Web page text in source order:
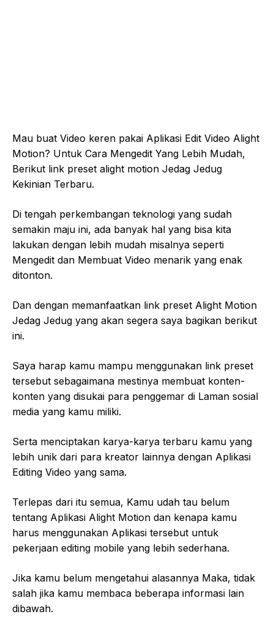
Mau buat Video keren pakai Aplikasi Edit Video Alight
Motion? Untuk Cara Mengedit Yang Lebih Mudah,
Berikut link preset alight motion Jedag Jedug
Kekinian Terbaru.
Di tengah perkembangan teknologi yang sudah
semakin maju ini, ada banyak hal yang bisa kita
lakukan dengan lebih mudah misalnya seperti
Mengedit dan Membuat Video menarik yang enak
ditonton.
Dan dengan memanfaatkan link preset Alight Motion
Jedag Jedug yang akan segera saya bagikan berikut
ini.
Saya harap kamu mampu menggunakan link preset
tersebut sebagaimana mestinya membuat konten-
konten yang disukai para penggemar di Laman sosial
media yang kamu miliki.
Serta menciptakan karya-karya terbaru kamu yang
lebih unik dari para kreator lainnya dengan Aplikasi
Editing Video yang sama.
Terlepas dari itu semua, Kamu udah tau belum
tentang Aplikasi Alight Motion dan kenapa kamu
harus menggunakan Aplikasi tersebut untuk
pekerjaan editing mobile yang lebih sederhana.
Jika kamu belum mengetahui alasannya Maka, tidak
salah jika kamu membaca beberapa informasi lain
dibawah.